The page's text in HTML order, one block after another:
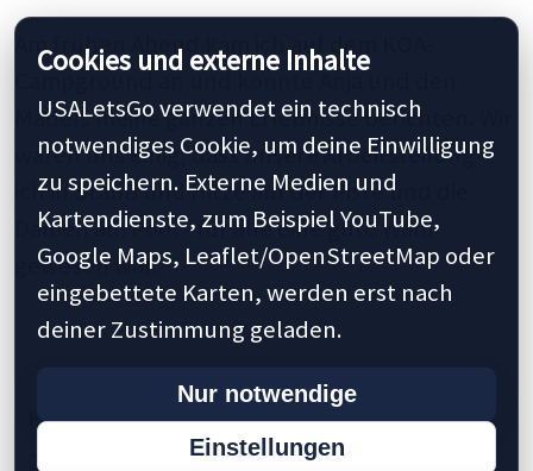
Am frühen Abend kam ich auf dem KOA-
Mädels meine ganzen Erlebnisse berichten. Wir
waren uns einig, dass unsere Arbeitsteilung -
ich in Staub und Hitze auf der Piste und die
Damen am Pool - für alle eine gute Wahl
gewesen war.
Previous 1 2 3 4 5 7 10
15
20
Next » Last »
Cookies und externe Inhalte
USALetsGo verwendet ein technisch
notwendiges Cookie, um deine Einwilligung
zu speichern. Externe Medien und
Kartendienste, zum Beispiel YouTube,
Google Maps, Leaflet/OpenStreetMap oder
eingebettete Karten, werden erst nach
deiner Zustimmung geladen.
Nur notwendige
Einstellungen